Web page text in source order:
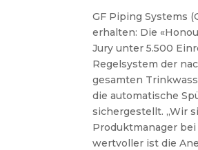
GF Piping Systems
erhalten: Die
Jury unter 5.500
Regelsystem der
gesamten
die automatische
sichergestellt. „Wir
Produktmanager
wertvoller ist die